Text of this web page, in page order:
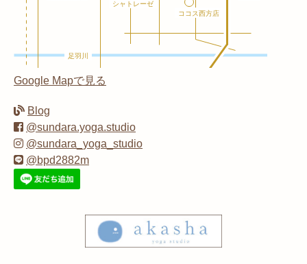
Google Mapで見る
Blog
@sundara.yoga.studio
@sundara_yoga_studio
@bpd2882m